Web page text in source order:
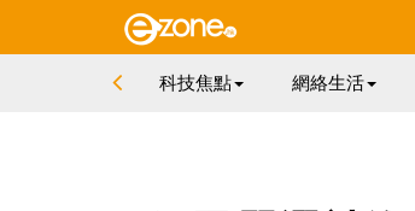
科技焦點 網絡生活